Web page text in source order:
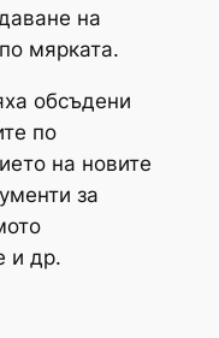
на
мярката.
обсъдени
по
на новите
за
и др.